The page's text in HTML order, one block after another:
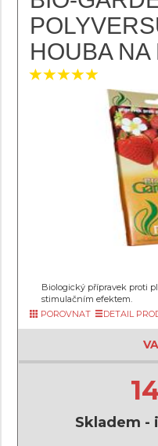
HOUBA NA
Biologický přípravek proti
stimulačním efektem.
POROVNAT
DETAIL
Skladem -